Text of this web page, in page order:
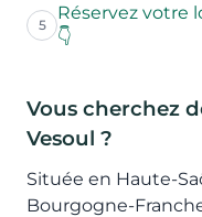
5
Réservez votre
👇
Vous cherchez
Vesoul ?
Située en Haute-
Bourgogne-